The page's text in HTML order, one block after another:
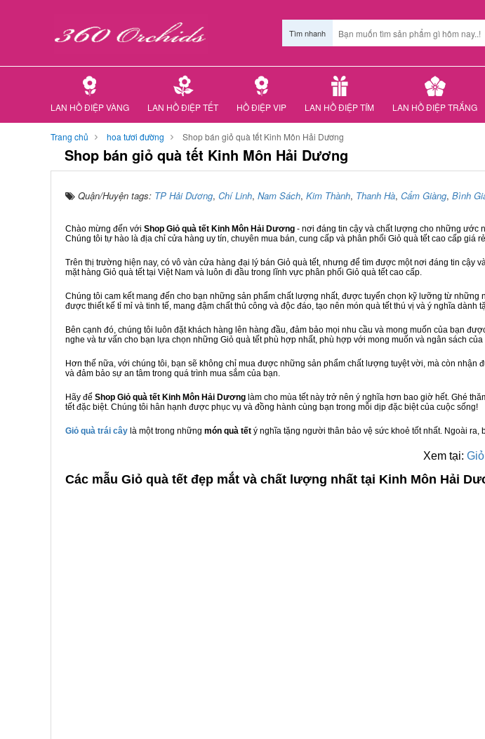
Tìm nhanh
LAN HỒ ĐIỆP VÀNG LAN HỒ ĐIỆP TẾT HỒ ĐIỆP VIP LAN HỒ ĐIỆP TÍM LAN HỒ ĐIỆP TRẮNG
Trang chủ hoa tươi đường Shop bán giỏ quà tết Kinh Môn Hải Dương
Shop bán giỏ quà tết Kinh Môn Hải Dương
Quận/Huyện tags: TP Hải Dương, Chí Linh, Nam Sách, Kim Thành, Thanh Hà, Cẩm Giàng, Bình
Chào mừng đến với Shop Giỏ quà tết Kinh Môn Hải Dương - nơi đáng tin cậy và chất lượng cho những ước
Chúng tôi tự hào là địa chỉ cửa hàng uy tín, chuyên mua bán, cung cấp và phân phối Giỏ quà tết cao cấp giá
Trên thị trường hiện nay, có vô vàn cửa hàng đại lý bán Giỏ quà tết, nhưng để tìm được một nơi đáng tin
mặt hàng Giỏ quà tết tại Việt Nam và luôn đi đầu trong lĩnh vực phân phối Giỏ quà tết cao cấp.
Chúng tôi cam kết mang đến cho bạn những sản phẩm chất lượng nhất, được tuyển chọn kỹ lưỡng từ
được thiết kế tỉ mỉ và tinh tế, mang đậm chất thủ công và độc đáo, tạo nên món quà tết thú vị và ý nghĩa
Bên cạnh đó, chúng tôi luôn đặt khách hàng lên hàng đầu, đảm bảo mọi nhu cầu và mong muốn của bạn
nghe và tư vấn cho bạn lựa chọn những Giỏ quà tết phù hợp nhất, phù hợp với mong muốn và ngân sách của
Hơn thế nữa, với chúng tôi, bạn sẽ không chỉ mua được những sản phẩm chất lượng tuyệt vời, mà còn
và đảm bảo sự an tâm trong quá trình mua sắm của bạn.
Hãy để Shop Giỏ quà tết Kinh Môn Hải Dương làm cho mùa tết này trở nên ý nghĩa hơn bao giờ hết. Ghé
tết đặc biệt. Chúng tôi hân hạnh được phục vụ và đồng hành cùng bạn trong mỗi dịp đặc biệt của cuộc sống!
Giỏ quà trái cây là một trong những món quà tết ý nghĩa tặng người thân bảo vệ sức khoẻ tốt nhất. Ngoài ra,
Xem tại:
Các mẫu Giỏ quà tết đẹp mắt và chất lượng nhất tại Kinh Môn Hải